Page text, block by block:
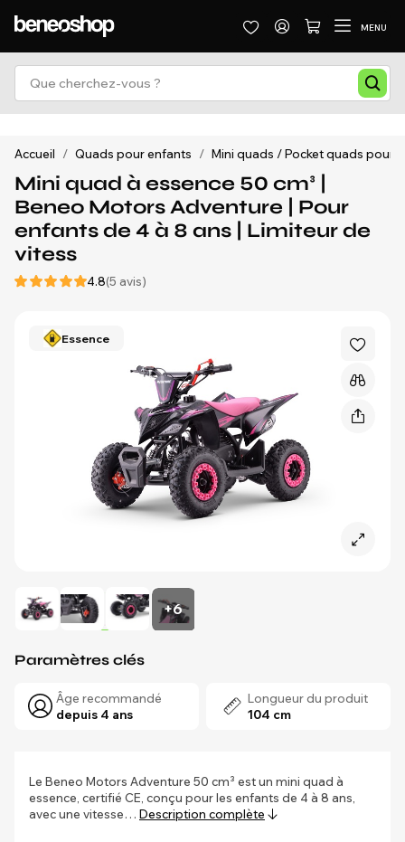
MENU
Accueil / Quads pour enfants / Mini quads / Pocket quads pour
Mini quad à essence 50 cm³ |
Beneo Motors Adventure | Pour
enfants de 4 à 8 ans | Limiteur de
vitess
4.8(5 avis)
Essence
+6
Paramètres clés
Âge recommandé
depuis 4 ans
Longueur du produit
104 cm
Le Beneo Motors Adventure 50 cm³ est un mini quad à
essence, certifié CE, conçu pour les enfants de 4 à 8 ans,
avec une vitesse… Description complète